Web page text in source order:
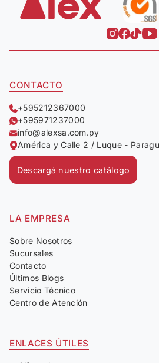
CONTACTO
+595212367000
+595971237000
info@alexsa.com.py
América y Calle 2 / Luque -
Descargá nuestro catálogo
LA EMPRESA
Sobre Nosotros
Sucursales
Contacto
Últimos Blogs
Servicio Técnico
Centro de Atención
ENLACES ÚTILES